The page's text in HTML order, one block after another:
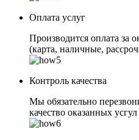
Оплата услуг
Производится оплата за
(карта, наличные,
Контроль качества
Мы обязательно
качество оказанных усгул